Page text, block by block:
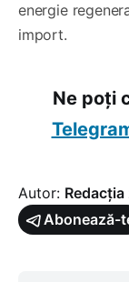
energie
import.
Ne poți
Autor: Redacția
Abonează-